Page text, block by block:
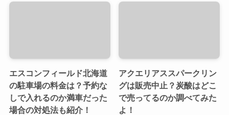
エスコンフィールド北海道
の駐車場の料金は？予約な
しで入れるのか満車だった
場合の対処法も紹介！
アクエリアススパークリン
グは販売中止？炭酸はどこ
で売ってるのか調べてみた
よ！